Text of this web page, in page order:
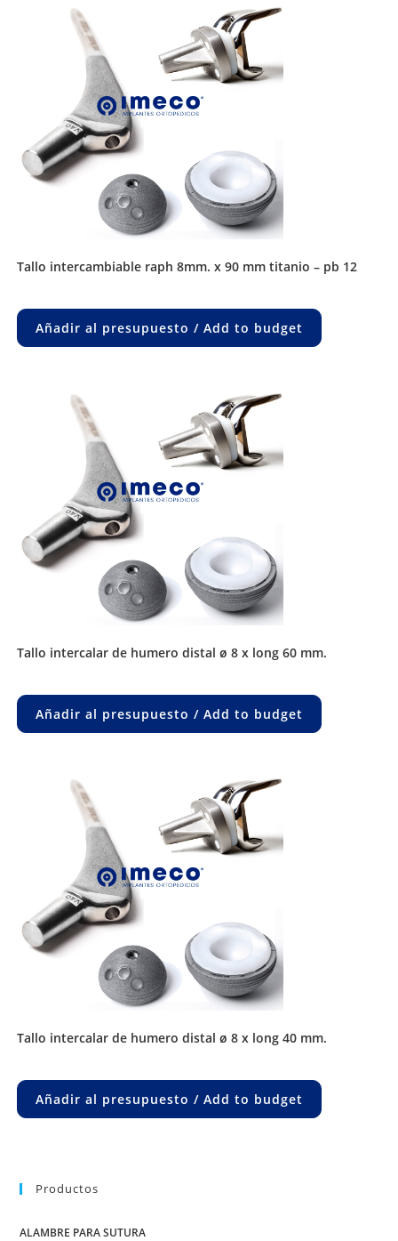
tallo intercambiable raph 8mm. x 90 mm titanio – pb 12
Añadir al presupuesto / Add to budget
tallo intercalar de humero distal ø 8 x long 60 mm.
Añadir al presupuesto / Add to budget
tallo intercalar de humero distal ø 8 x long 40 mm.
Añadir al presupuesto / Add to budget
Productos
ALAMBRE PARA SUTURA